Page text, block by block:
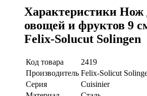
Характеристики Нож
овощей и фруктов 9
Felix-Solucut Solingen
Код товара
2419
Производитель Felix-Solicut
Серия
Cuisinier